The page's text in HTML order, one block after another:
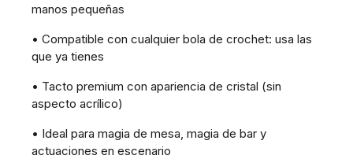
manos pequeñas
• Compatible con cualquier bola de crochet: usa las
que ya tienes
• Tacto premium con apariencia de cristal (sin
aspecto acrílico)
• Ideal para magia de mesa, magia de bar y
actuaciones en escenario